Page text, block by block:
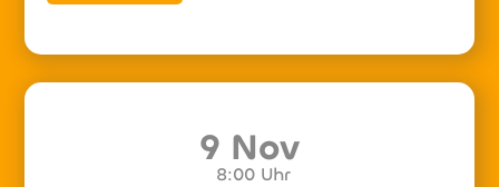
9 Nov
8:00 Uhr